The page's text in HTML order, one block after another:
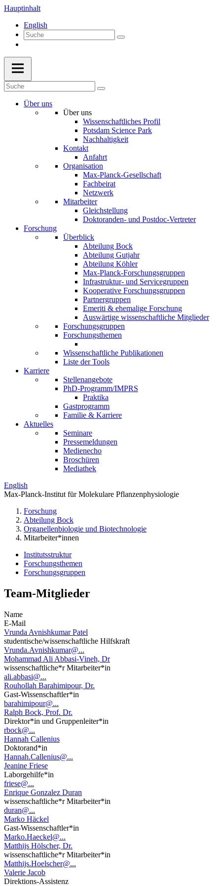
Hauptinhalt
English
Über uns
Über uns
Wissenschaftliches Profil
Potsdam Science Park
Nachhaltigkeit
Kontakt
Anfahrt
Organisation
Max-Planck-Gesellschaft
Fachbeirat
Netzwerk
Mitarbeiter
Gleichstellung
Doktoranden- und Postdoc-Vertreter
Forschung
Überblick
Abteilung Bock
Abteilung Gutjahr
Abteilung Köhler
Max-Planck-Forschungsgruppen
Infrastruktur- und Servicegruppen
Kooperative Forschungsgruppen
Partnergruppen
Emeriti & ehemalige Forschung
Auswärtige wissenschaftliche Mitglieder
Forschungsgruppen
Forschungsthemen
Wissenschaftliche Publikationen
Liste der Tools
Karriere
Stellenangebote
PhD-Programm/IMPRS
Praktika
Gastprogramm
Familie & Karriere
Aktuelles
Seminare
Pressemeldungen
Medienecho
Broschüren
Mediathek
English
Max-Planck-Institut für Molekulare Pflanzenphysiologie
Forschung
Abteilung Bock
Organellenbiologie und Biotechnologie
Mitarbeiter*innen
Institutsstruktur
Forschungsthemen
Forschungsgruppen
Team-Mitglieder
Name
E-Mail
Vrunda Avnishkumar Patel
studentische/wissenschaftliche Hilfskraft
Vrunda.Avnishkumar@...
Mohammad Ali Abbasi-Vineh, Dr
wissenschaftliche*r Mitarbeiter*in
ali.abbasi@...
Rouhollah Barahimipour, Dr.
Gast-Wissenschaftler*in
barahimipour@...
Ralph Bock, Prof. Dr.
Direktor*in und Gruppenleiter*in
rbock@...
Hannah Callenius
Doktorand*in
Hannah.Callenius@...
Jeanine Friese
Laborgehilfe*in
friese@...
Enrique Gonzalez Duran
wissenschaftliche*r Mitarbeiter*in
duran@...
Marko Häckel
Gast-Wissenschaftler*in
Marko.Haeckel@...
Matthijs Hölscher, Dr.
wissenschaftliche*r Mitarbeiter*in
Matthijs.Hoelscher@...
Valerie Jacob
Direktions-Assistenz